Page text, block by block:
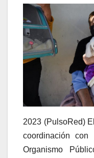
2023 (PulsoRed)
coordinación
Organismo